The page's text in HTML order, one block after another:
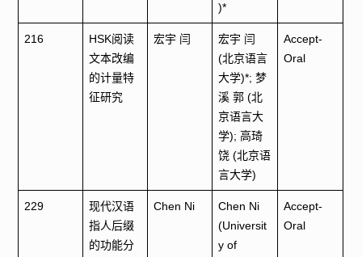
)*
216
HSK阅读
文本改编
的计量特
征研究
宏宇 闫
宏宇 闫
(北京语言
大学)*; 梦
溪 郭 (北
京语言大
学); 高琦
饶 (北京语
言大学)
Accept-
Oral
229
现代汉语
指人后缀
的功能分
Chen Ni
Chen Ni
(Universit
y of
Accept-
Oral